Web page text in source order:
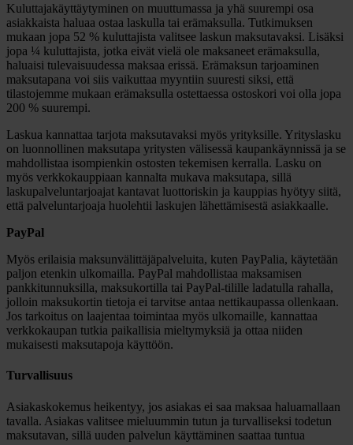
Kuluttajakäyttäytyminen on muuttumassa ja yhä suurempi osa
asiakkaista haluaa ostaa laskulla tai erämaksulla. Tutkimuksen
mukaan jopa 52 % kuluttajista valitsee laskun maksutavaksi. Lisäksi
jopa ¼ kuluttajista, jotka eivät vielä ole maksaneet erämaksulla,
haluaisi tulevaisuudessa maksaa erissä. Erämaksun tarjoaminen
maksutapana voi siis vaikuttaa myyntiin suuresti siksi, että
tilastojemme mukaan erämaksulla ostettaessa ostoskori voi olla jopa
200 % suurempi.
Laskua kannattaa tarjota maksutavaksi myös yrityksille. Yrityslasku
on luonnollinen maksutapa yritysten välisessä kaupankäynnissä ja se
mahdollistaa isompienkin ostosten tekemisen kerralla. Lasku on
myös verkkokauppiaan kannalta mukava maksutapa, sillä
laskupalveluntarjoajat kantavat luottoriskin ja kauppias hyötyy siitä,
että palveluntarjoaja huolehtii laskujen lähettämisestä asiakkaalle.
PayPal
Myös erilaisia maksunvälittäjäpalveluita, kuten PayPalia, käytetään
paljon etenkin ulkomailla. PayPal mahdollistaa maksamisen
pankkitunnuksilla, maksukortilla tai PayPal-tilille ladatulla rahalla,
jolloin maksukortin tietoja ei tarvitse antaa nettikaupassa ollenkaan.
Jos tarkoitus on laajentaa toimintaa myös ulkomaille, kannattaa
verkkokaupan tutkia paikallisia mieltymyksiä ja ottaa niiden
mukaisesti maksutapoja käyttöön.
Turvallisuus
Asiakaskokemus heikentyy, jos asiakas ei saa maksaa haluamallaan
tavalla. Asiakas valitsee mieluummin tutun ja turvalliseksi todetun
maksutavan, sillä uuden palvelun käyttäminen saattaa tuntua